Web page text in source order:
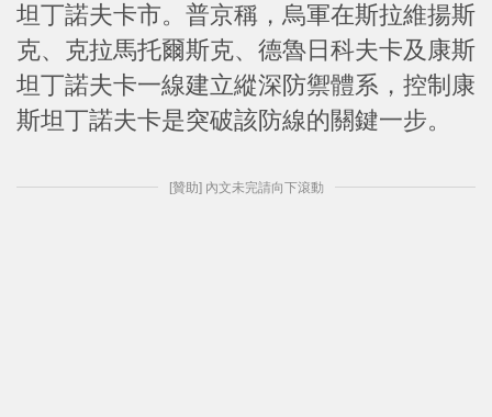
坦丁諾夫卡市。普京稱，烏軍在斯拉維揚斯
克、克拉馬托爾斯克、德魯日科夫卡及康斯
坦丁諾夫卡一線建立縱深防禦體系，控制康
斯坦丁諾夫卡是突破該防線的關鍵一步。
[贊助] 內文未完請向下滾動